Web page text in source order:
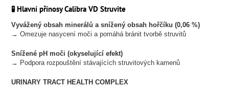
🧪 Hlavní přínosy Calibra VD Struvite
Vyvážený obsah minerálů a snížený obsah hořčíku (0,06 %)
→ Omezuje nasycení moči a pomáhá bránit tvorbě struvitů
Snížené pH moči (okyselující efekt)
→ Podpora rozpouštění stávajících struvitových kamenů
URINARY TRACT HEALTH COMPLEX